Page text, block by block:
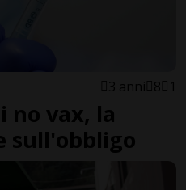
3 anni 8 1
no vax, la
sull'obbligo